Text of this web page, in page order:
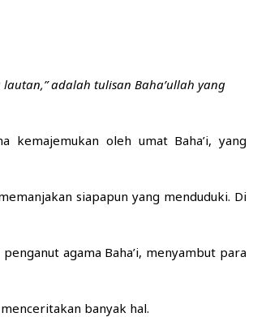
adalah tulisan Baha’ullah yang
oleh umat Baha’i, yang
siapapun yang menduduki. Di
agama Baha’i, menyambut para
banyak hal.